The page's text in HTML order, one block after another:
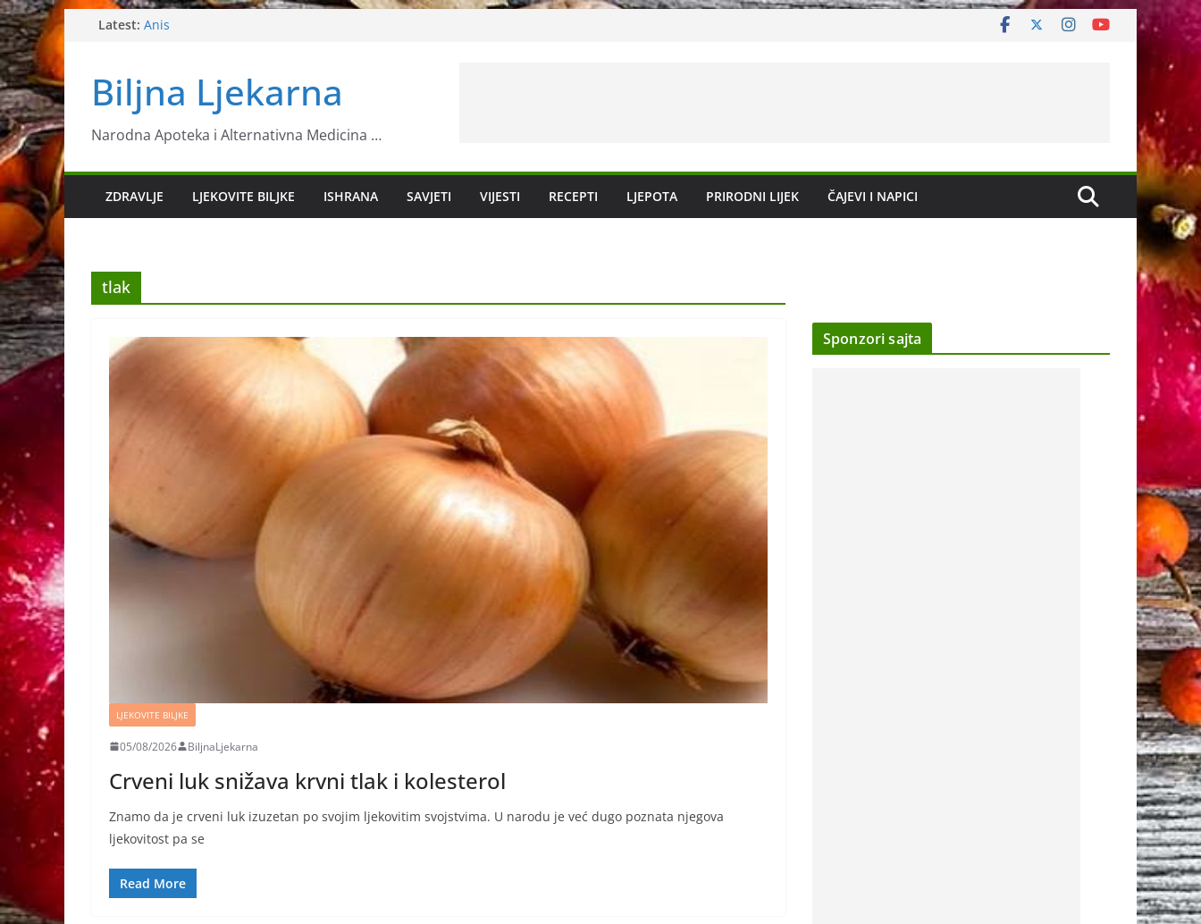
Skip
content
Latest: Anis
11 znanstveno potvrđenih načina za ubrzavanje
metabolizma
Toksično ljekovito bilje – Luk morski
Biljna Ljekarna
Narodna Apoteka i Alternativna Medicina …
ZDRAVLJE LJEKOVITE BILJKE ISHRANA SAVJETI VIJESTI RECEPTI LJEPOTA PRIRODNI LIJEK ČAJEVI I NAPICI
tlak
LJEKOVITE BILJKE
05/08/2026 BiljnaLjekarna
Crveni luk snižava krvni tlak i kolesterol
Znamo da je crveni luk izuzetan po svojim ljekovitim svojstvima. U narodu je već dugo poznata njegova
ljekovitost pa se
Read More
Sponzori sajta